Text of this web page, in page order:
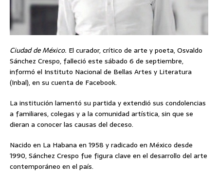
Ciudad de México. El curador, crítico de arte y poeta, Osvaldo
Sánchez Crespo, falleció este sábado 6 de septiembre,
informó el Instituto Nacional de Bellas Artes y Literatura
(Inbal), en su cuenta de Facebook.
La institución lamentó su partida y extendió sus condolencias
a familiares, colegas y a la comunidad artística, sin que se
dieran a conocer las causas del deceso.
Nacido en La Habana en 1958 y radicado en México desde
1990, Sánchez Crespo fue figura clave en el desarrollo del arte
contemporáneo en el país.